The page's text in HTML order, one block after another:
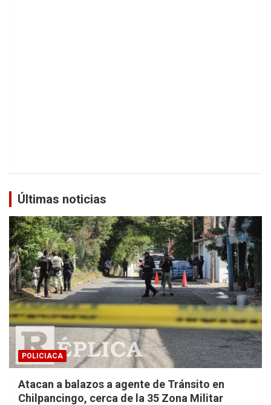
Últimas noticias
POLICIACA
Atacan a balazos a agente de Tránsito en
Chilpancingo, cerca de la 35 Zona Militar